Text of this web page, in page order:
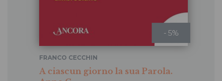
- 5%
A ciascun giorno la sua Parola.
FRANCO CECCHIN